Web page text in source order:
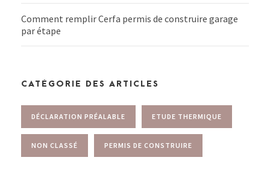
Comment remplir Cerfa permis de construire garage
par étape
CATÉGORIE DES ARTICLES
DÉCLARATION PRÉALABLE ETUDE THERMIQUE
NON CLASSÉ PERMIS DE CONSTRUIRE